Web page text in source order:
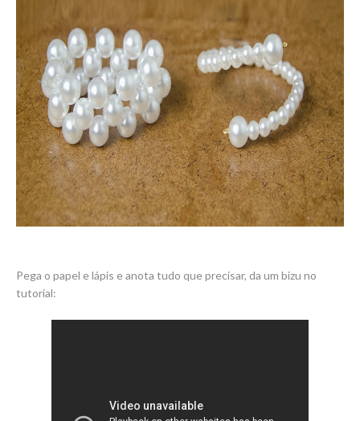
Pega o papel e lápis e anota tudo que precisar, da um bizu no
tutorial: